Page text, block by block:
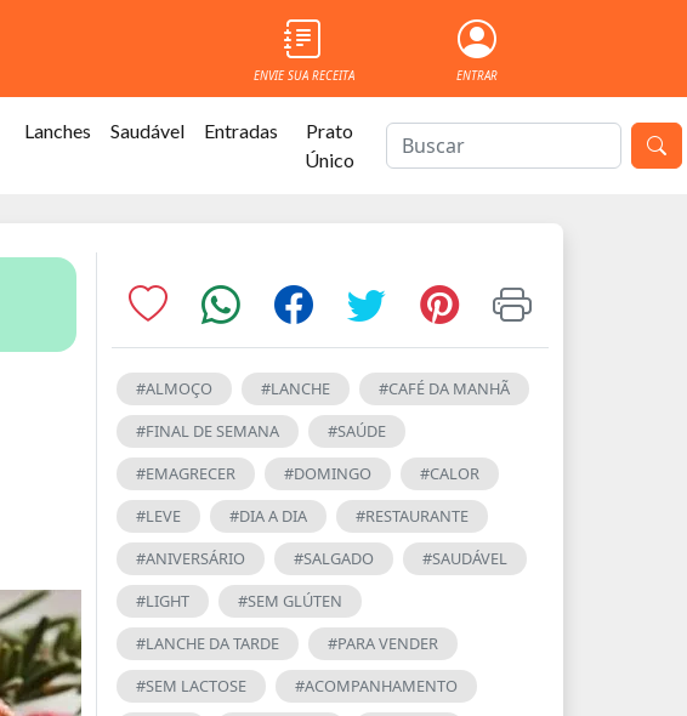
ENVIE SUA RECEITA ENTRAR
Lanches Saudável Entradas
Prato
Único
#ALMOÇO #LANCHE
#CAFÉ DA MANHÃ
#FINAL DE SEMANA
#SAÚDE
#EMAGRECER
#DOMINGO
#CALOR
#LEVE
#DIA A DIA
#RESTAURANTE
#ANIVERSÁRIO
#SALGADO
#SAUDÁVEL
#LIGHT
#SEM GLÚTEN
#LANCHE DA TARDE
#PARA VENDER
#SEM LACTOSE
#ACOMPANHAMENTO